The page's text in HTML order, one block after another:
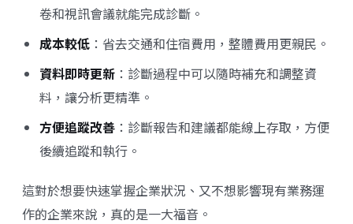
卷和視訊會議就能完成診斷。
成本較低 ：省去交通和住宿費用，整體費用更親民。
資料即時更新 ：診斷過程中可以隨時補充和調整資
料，讓分析更精準。
方便追蹤改善 ：診斷報告和建議都能線上存取，方便
後續追蹤和執行。
這對於想要快速掌握企業狀況、又不想影響現有業務運
作的企業來說，真的是一大福音。